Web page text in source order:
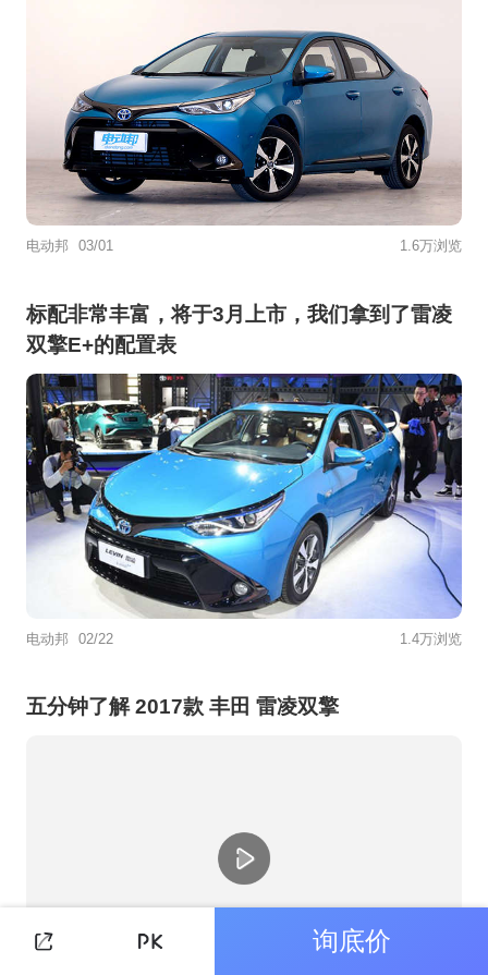
电动邦 03/01 1.6万浏览
标配非常丰富，将于3月上市，我们拿到了雷凌
双擎E+的配置表
电动邦 02/22 1.4万浏览
五分钟了解 2017款 丰田 雷凌双擎
询底价